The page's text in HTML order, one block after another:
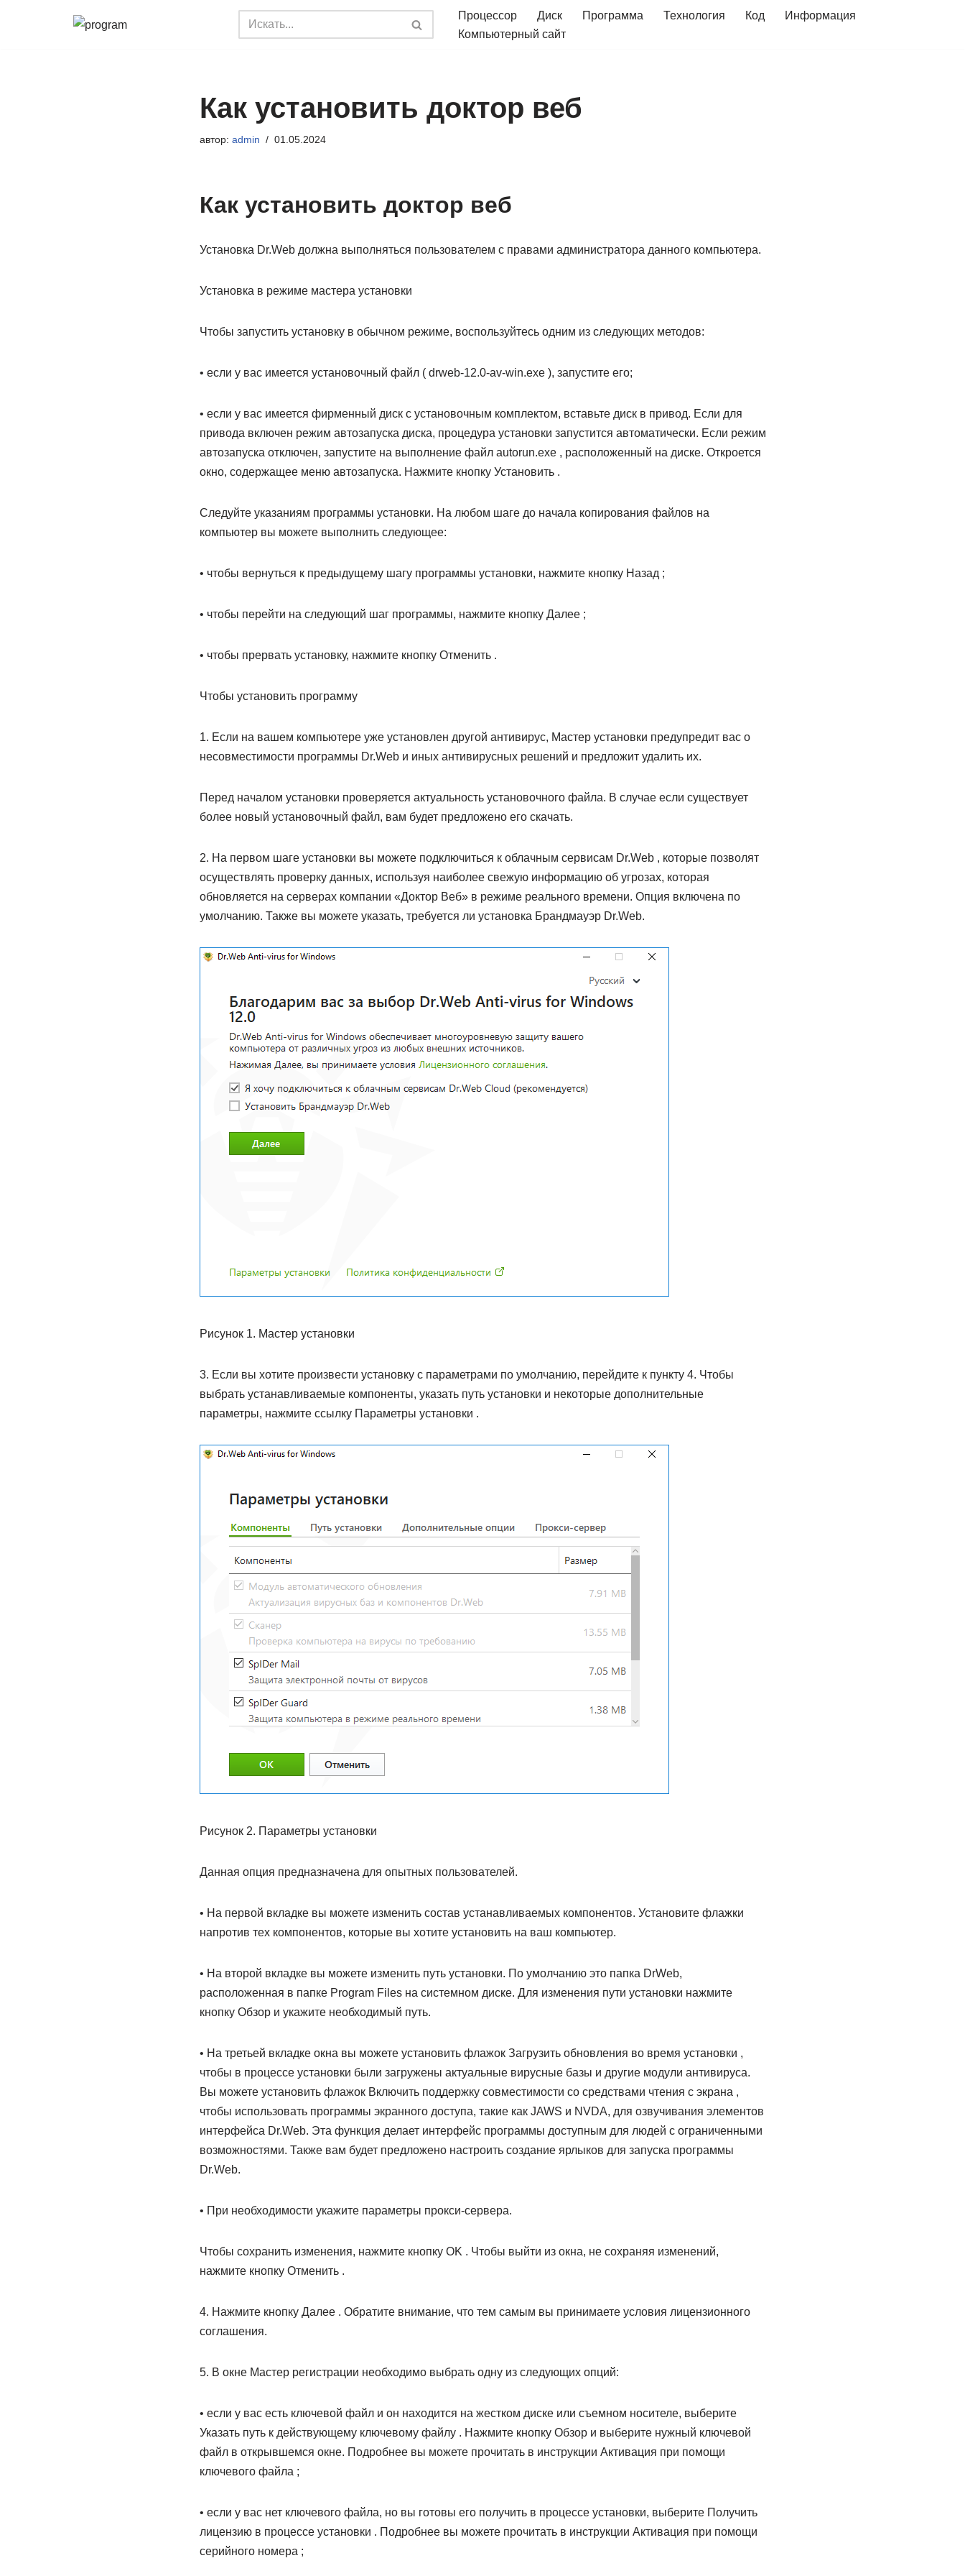
Процессор Диск Программа Технология Код
Информация
Компьютерный сайт
Как установить доктор веб
автор: admin 01.05.2024
Как установить доктор веб
Установка Dr.Web должна выполняться пользователем с правами администратора данного компьютера.
Установка в режиме мастера установки
Чтобы запустить установку в обычном режиме, воспользуйтесь одним из следующих методов:
• если у вас имеется установочный файл ( drweb-12.0-av-win.exe ), запустите его;
• если у вас имеется фирменный диск с установочным комплектом, вставьте диск в привод. Если для
привода включен режим автозапуска диска, процедура установки запустится автоматически. Если режим
автозапуска отключен, запустите на выполнение файл autorun.exe , расположенный на диске. Откроется
окно, содержащее меню автозапуска. Нажмите кнопку Установить .
Следуйте указаниям программы установки. На любом шаге до начала копирования файлов на
компьютер вы можете выполнить следующее:
• чтобы вернуться к предыдущему шагу программы установки, нажмите кнопку Назад ;
• чтобы перейти на следующий шаг программы, нажмите кнопку Далее ;
• чтобы прервать установку, нажмите кнопку Отменить .
Чтобы установить программу
1. Если на вашем компьютере уже установлен другой антивирус, Мастер установки предупредит вас о
несовместимости программы Dr.Web и иных антивирусных решений и предложит удалить их.
Перед началом установки проверяется актуальность установочного файла. В случае если существует
более новый установочный файл, вам будет предложено его скачать.
2. На первом шаге установки вы можете подключиться к облачным сервисам Dr.Web , которые позволят
осуществлять проверку данных, используя наиболее свежую информацию об угрозах, которая
обновляется на серверах компании «Доктор Веб» в режиме реального времени. Опция включена по
умолчанию. Также вы можете указать, требуется ли установка Брандмауэр Dr.Web.
Рисунок 1. Мастер установки
3. Если вы хотите произвести установку с параметрами по умолчанию, перейдите к пункту 4. Чтобы
выбрать устанавливаемые компоненты, указать путь установки и некоторые дополнительные
параметры, нажмите ссылку Параметры установки .
Рисунок 2. Параметры установки
Данная опция предназначена для опытных пользователей.
• На первой вкладке вы можете изменить состав устанавливаемых компонентов. Установите флажки
напротив тех компонентов, которые вы хотите установить на ваш компьютер.
• На второй вкладке вы можете изменить путь установки. По умолчанию это папка DrWeb,
расположенная в папке Program Files на системном диске. Для изменения пути установки нажмите
кнопку Обзор и укажите необходимый путь.
• На третьей вкладке окна вы можете установить флажок Загрузить обновления во время установки ,
чтобы в процессе установки были загружены актуальные вирусные базы и другие модули антивируса.
Вы можете установить флажок Включить поддержку совместимости со средствами чтения с экрана ,
чтобы использовать программы экранного доступа, такие как JAWS и NVDA, для озвучивания элементов
интерфейса Dr.Web. Эта функция делает интерфейс программы доступным для людей с ограниченными
возможностями. Также вам будет предложено настроить создание ярлыков для запуска программы
Dr.Web.
• При необходимости укажите параметры прокси-сервера.
Чтобы сохранить изменения, нажмите кнопку OK . Чтобы выйти из окна, не сохраняя изменений,
нажмите кнопку Отменить .
4. Нажмите кнопку Далее . Обратите внимание, что тем самым вы принимаете условия лицензионного
соглашения.
5. В окне Мастер регистрации необходимо выбрать одну из следующих опций:
• если у вас есть ключевой файл и он находится на жестком диске или съемном носителе, выберите
Указать путь к действующему ключевому файлу . Нажмите кнопку Обзор и выберите нужный ключевой
файл в открывшемся окне. Подробнее вы можете прочитать в инструкции Активация при помощи
ключевого файла ;
• если у вас нет ключевого файла, но вы готовы его получить в процессе установки, выберите Получить
лицензию в процессе установки . Подробнее вы можете прочитать в инструкции Активация при помощи
серийного номера ;